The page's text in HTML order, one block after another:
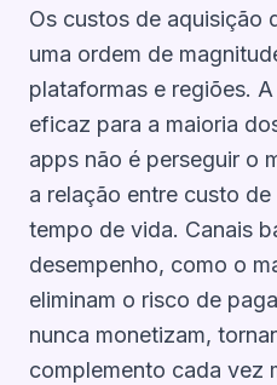
Os custos de aquisição
uma ordem de
plataformas e regiões.
eficaz para a maioria
apps não é perseguir o
a relação entre custo
tempo de vida. Canais
desempenho, como o
eliminam o risco de
nunca monetizam,
complemento cada vez